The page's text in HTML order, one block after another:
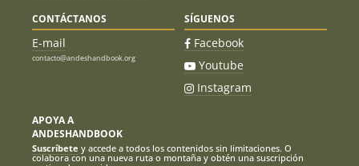
CONTÁCTANOS
E-mail
contacto@andeshandbook.org
SÍGUENOS
Facebook
Youtube
Instagram
APOYA A
ANDESHANDBOOK
Suscríbete y accede a todos los contenidos sin limitaciones. O
colabora con una nueva ruta o montaña y obtén una suscripción